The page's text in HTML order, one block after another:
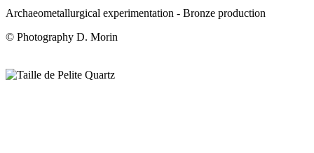
Archaeometallurgical experimentation - Bronze production
© Photography D. Morin